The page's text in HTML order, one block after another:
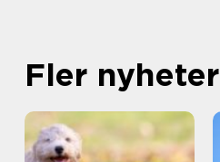
Fler nyheter